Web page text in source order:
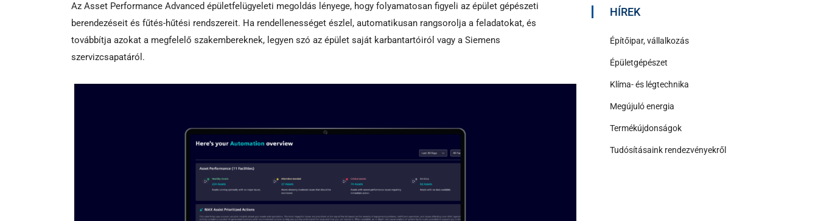
Az Asset Performance Advanced épületfelügyeleti megoldás lényege, hogy folyamatosan figyeli az épület gépészeti
berendezéseit és fűtés-hűtési rendszereit. Ha rendellenességet észlel, automatikusan rangsorolja a feladatokat, és
továbbítja azokat a megfelelő szakembereknek, legyen szó az épület saját karbantartóiról vagy a Siemens
szervizcsapatáról.
HÍREK
Építőipar, vállalkozás
Épületgépészet
Klíma- és légtechnika
Megújuló energia
Termékújdonságok
Tudósításaink rendezvényekről